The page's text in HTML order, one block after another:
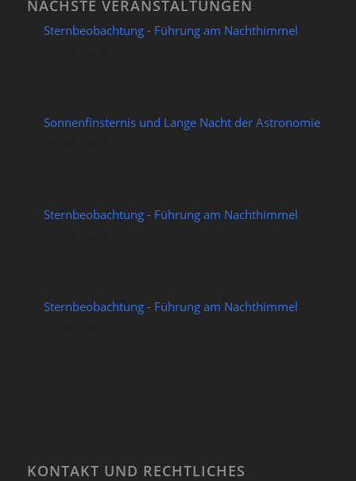
NÄCHSTE VERANSTALTUNGEN
Sternbeobachtung - Führung am Nachthimmel
Sonnenfinsternis und Lange Nacht der Astronomie
Sternbeobachtung - Führung am Nachthimmel
Sternbeobachtung - Führung am Nachthimmel
KONTAKT UND RECHTLICHES